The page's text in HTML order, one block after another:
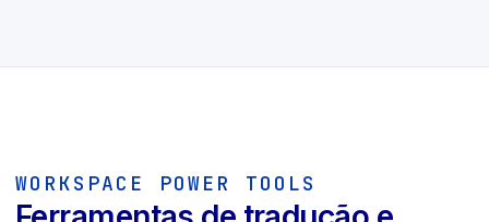
WORKSPACE POWER TOOLS